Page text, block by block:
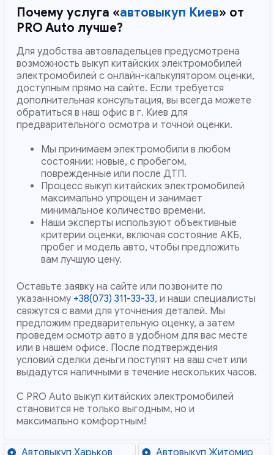
Почему услуга «автовыкуп Киев» от
PRO Auto лучше?
Для удобства автовладельцев предусмотрена
возможность выкуп китайских электромобилей
электромобилей с онлайн-калькулятором оценки,
доступным прямо на сайте. Если требуется
дополнительная консультация, вы всегда можете
обратиться в наш офис в г. Киев для
предварительного осмотра и точной оценки.
Мы принимаем электромобили в любом
состоянии: новые, с пробегом,
поврежденные или после ДТП.
Процесс выкуп китайских электромобилей
максимально упрощен и занимает
минимальное количество времени.
Наши эксперты используют объективные
критерии оценки, включая состояние АКБ,
пробег и модель авто, чтобы предложить
вам лучшую цену.
Оставьте заявку на сайте или позвоните по
указанному +38(073) 311-33-33, и наши специалисты
свяжутся с вами для уточнения деталей. Мы
предложим предварительную оценку, а затем
проведем осмотр авто в удобном для вас месте
или в нашем офисе. После подтверждения
условий сделки деньги поступят на ваш счет или
выдадутся наличными в течение нескольких часов.
С PRO Auto выкуп китайских электромобилей
становится не только выгодным, но и
максимально комфортным!